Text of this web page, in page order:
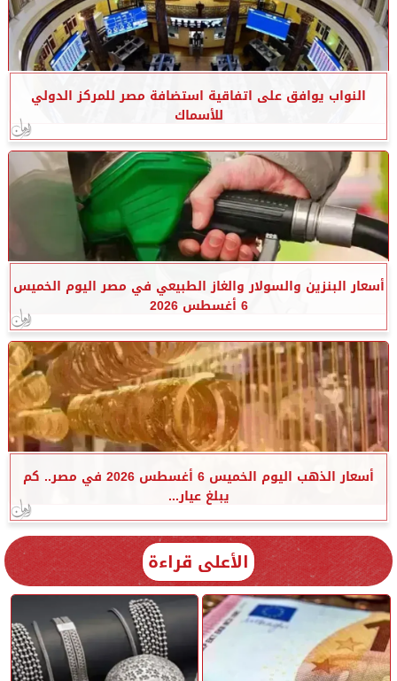
النواب يوافق على اتفاقية استضافة مصر للمركز الدولي
للأسماك
أسعار البنزين والسولار والغاز الطبيعي في مصر اليوم الخميس
6 أغسطس 2026
أسعار الذهب اليوم الخميس 6 أغسطس 2026 في مصر.. كم
يبلغ عيار...
الأعلى قراءة